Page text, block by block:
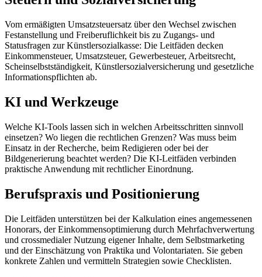
Vom ermäßigten Umsatzsteuersatz über den Wechsel zwischen
Festanstellung und Freiberuflichkeit bis zu Zugangs- und
Statusfragen zur Künstlersozialkasse: Die Leitfäden decken
Einkommensteuer, Umsatzsteuer, Gewerbesteuer, Arbeitsrecht,
Scheinselbstständigkeit, Künstlersozialversicherung und gesetzliche
Informationspflichten ab.
KI und Werkzeuge
Welche KI-Tools lassen sich in welchen Arbeitsschritten sinnvoll
einsetzen? Wo liegen die rechtlichen Grenzen? Was muss beim
Einsatz in der Recherche, beim Redigieren oder bei der
Bildgenerierung beachtet werden? Die KI-Leitfäden verbinden
praktische Anwendung mit rechtlicher Einordnung.
Berufspraxis und Positionierung
Die Leitfäden unterstützen bei der Kalkulation eines angemessenen
Honorars, der Einkommensoptimierung durch Mehrfachverwertung
und crossmedialer Nutzung eigener Inhalte, dem Selbstmarketing
und der Einschätzung von Praktika und Volontariaten. Sie geben
konkrete Zahlen und vermitteln Strategien sowie Checklisten.